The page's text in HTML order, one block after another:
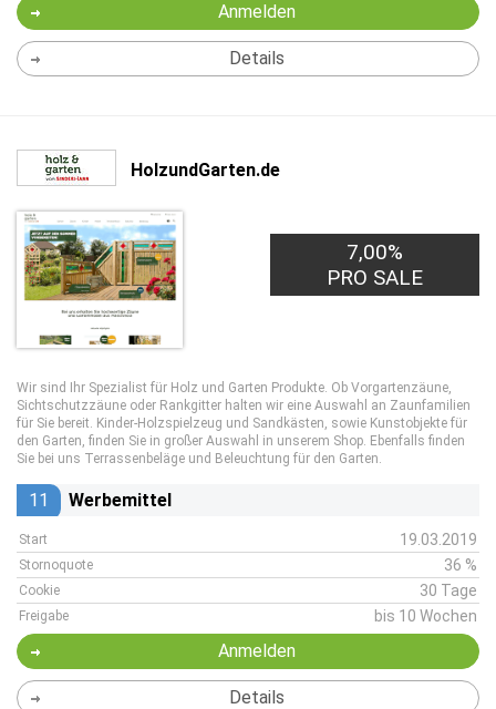
Anmelden
Details
HolzundGarten.de
7,00%
PRO SALE
Wir sind Ihr Spezialist für Holz und Garten Produkte. Ob Vorgartenzäune,
Sichtschutzzäune oder Rankgitter halten wir eine Auswahl an Zaunfamilien
für Sie bereit. Kinder-Holzspielzeug und Sandkästen, sowie Kunstobjekte für
den Garten, finden Sie in großer Auswahl in unserem Shop. Ebenfalls finden
Sie bei uns Terrassenbeläge und Beleuchtung für den Garten.
11 Werbemittel
Start 19.03.2019
Stornoquote 36 %
Cookie 30 Tage
Freigabe bis 10 Wochen
Anmelden
Details